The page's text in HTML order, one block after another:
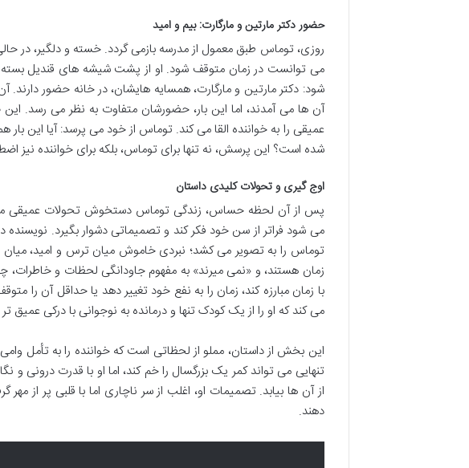
حضور دکتر مارتین و مارگارت: بیم و امید
روزی، توماس طبق معمول از مدرسه بازمی گردد. خسته و دلگیر، در
می توانست در زمان متوقف شود. او از پشت شیشه های قندیل بسته
شود: دکتر مارتین و مارگارت، همسایه هایشان، در خانه حضور دارند.
آن ها می آمدند، اما این بار، حضورشان متفاوت به نظر می رسد.
عمیقی را به خواننده القا می کند. توماس از خود می پرسد: آیا این
شده است؟ این پرسش، نه تنها برای توماس، بلکه برای خواننده نیز
اوج گیری و تحولات کلیدی داستان
پس از آن لحظه حساس، زندگی توماس دستخوش تحولات عمیقی می
می شود فراتر از سن خود فکر کند و تصمیماتی دشوار بگیرد.
توماس را به تصویر می کشد؛ نبردی خاموش میان ترس و امید، میان
زمان هستند، و «نمی میرند» به مفهوم جاودانگی لحظات و
با زمان مبارزه کند، زمان را به نفع خود تغییر دهد یا حداقل آن را
می کند که او را از یک کودک تنها و درمانده به نوجوانی با درکی عمیق
این بخش از داستان، مملو از لحظاتی است که خواننده را به تأمل
تنهایی می تواند کمر یک بزرگسال را خم کند، اما او با قدرت درونی و
از آن ها بیابد. تصمیمات او، اغلب از سر ناچاری اما با قلبی پر از
دهند.